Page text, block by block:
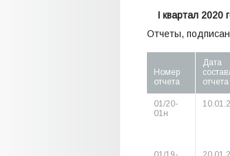
I квартал 2020
Отчеты,
Номер
отчета
Дата
отчета
01/20-
01н